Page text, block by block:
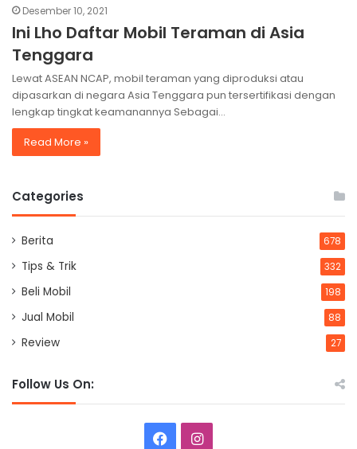
Desember 10, 2021
Ini Lho Daftar Mobil Teraman di Asia
Tenggara
Lewat ASEAN NCAP, mobil teraman yang diproduksi atau
dipasarkan di negara Asia Tenggara pun tersertifikasi dengan
lengkap tingkat keamanannya Sebagai…
Read More »
Categories
Berita 678
Tips & Trik 332
Beli Mobil 198
Jual Mobil 88
Review 27
Follow Us On:
FacebookInstagram